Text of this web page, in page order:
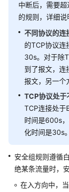
VPC
配
额
践
API
SDK
参
考
中断后，需要
的规则，详细说
不同协议的连
的TCP协议
30s。对于除
到了报文，连
报文，另一个
TCP协议处于
TCP连接处于
时间是600s
化时间是30s。
安全组规则遵循
绝某条流量时，
在入方向中，